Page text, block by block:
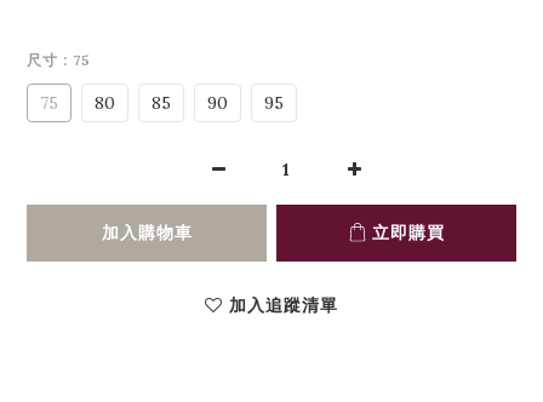
尺寸 : 75
75 80 85 90 95
加入購物車 立即購買
加入追蹤清單